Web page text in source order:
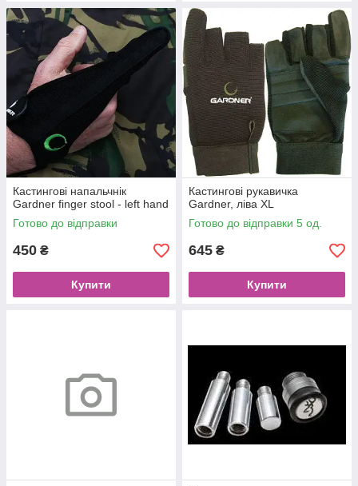
Кастингові напальчнік
Gardner finger stool - left hand
Готово до відправки
450 ₴
Купити
Кастингові рукавичка
Gardner, ліва XL
Готово до відправки 5 од.
645 ₴
Купити